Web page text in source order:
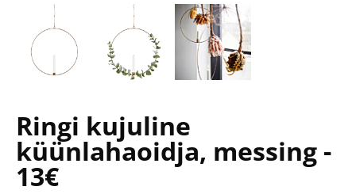
Ringi kujuline
küünlahaoidja, messing -
13€